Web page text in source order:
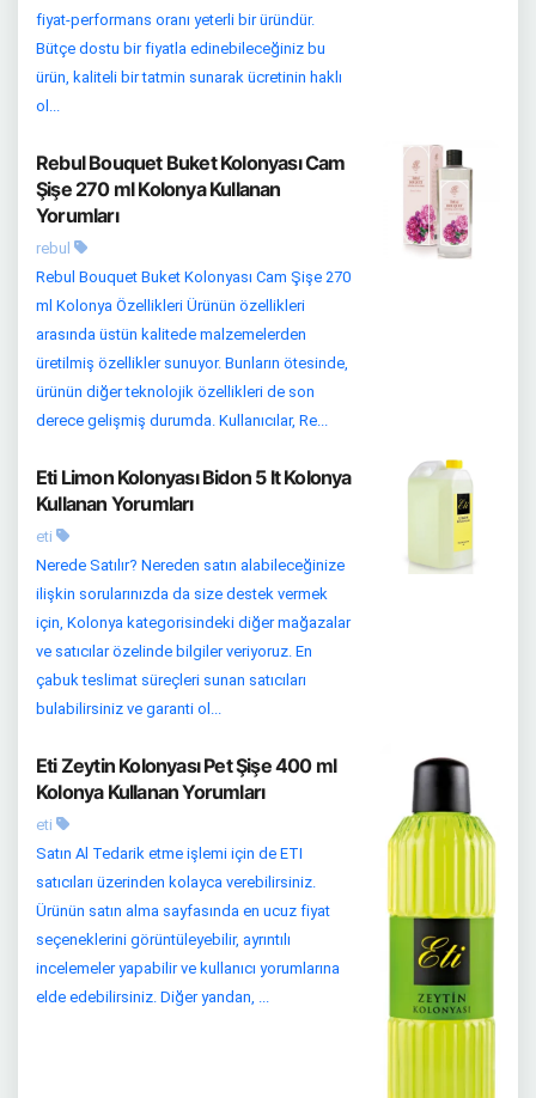
fiyat-performans oranı yeterli bir üründür.
Bütçe dostu bir fiyatla edinebileceğiniz bu
ürün, kaliteli bir tatmin sunarak ücretinin haklı
ol...
Rebul Bouquet Buket Kolonyası Cam
Şişe 270 ml Kolonya Kullanan
Yorumları
rebul
Rebul Bouquet Buket Kolonyası Cam Şişe 270
ml Kolonya Özellikleri Ürünün özellikleri
arasında üstün kalitede malzemelerden
üretilmiş özellikler sunuyor. Bunların ötesinde,
ürünün diğer teknolojik özellikleri de son
derece gelişmiş durumda. Kullanıcılar, Re...
Eti Limon Kolonyası Bidon 5 lt Kolonya
Kullanan Yorumları
eti
Nerede Satılır? Nereden satın alabileceğinize
ilişkin sorularınızda da size destek vermek
için, Kolonya kategorisindeki diğer mağazalar
ve satıcılar özelinde bilgiler veriyoruz. En
çabuk teslimat süreçleri sunan satıcıları
bulabilirsiniz ve garanti ol...
Eti Zeytin Kolonyası Pet Şişe 400 ml
Kolonya Kullanan Yorumları
eti
Satın Al Tedarik etme işlemi için de ETI
satıcıları üzerinden kolayca verebilirsiniz.
Ürünün satın alma sayfasında en ucuz fiyat
seçeneklerini görüntüleyebilir, ayrıntılı
incelemeler yapabilir ve kullanıcı yorumlarına
elde edebilirsiniz. Diğer yandan, ...